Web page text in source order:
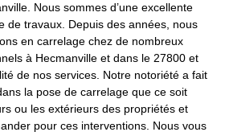
Nous sommes d’une excellente
de travaux. Depuis des années, nous
en carrelage chez de nombreux
à Hecmanville et dans le 27800 et
de nos services. Notre notoriété a fait
la pose de carrelage que ce soit
ou les extérieurs des propriétés et
pour ces interventions. Nous vous